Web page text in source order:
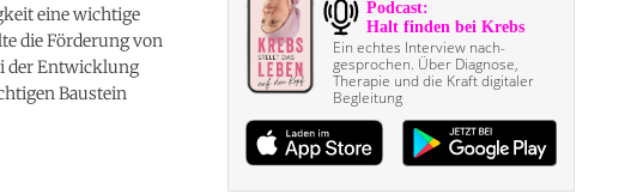
eine wichtige
die Förderung von
der Entwicklung
Baustein
Ein echtes Interview nach­
gesprochen. Über Diagnose,
Therapie und die Kraft digitaler
Begleitung